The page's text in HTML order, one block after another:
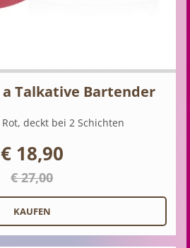
a Talkative Bartender
deckt bei 2 Schichten
€ 18,90
€ 27,00